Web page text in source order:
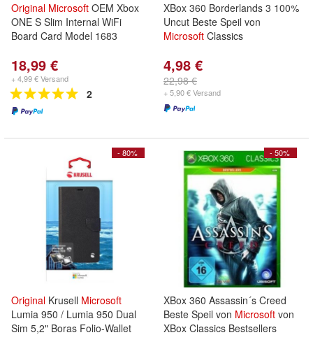
Original Microsoft OEM Xbox
ONE S Slim Internal WiFi
Board Card Model 1683
18,99 €
+ 4,99 € Versand
2
XBox 360 Borderlands 3 100%
Uncut Beste Speil von
Microsoft Classics
4,98 €
22,98 €
+ 5,90 € Versand
- 80%
Original Krusell Microsoft
Lumia 950 / Lumia 950 Dual
Sim 5,2" Boras Folio-Wallet
- 50%
XBox 360 Assassin´s Creed
Beste Speil von Microsoft von
XBox Classics Bestsellers